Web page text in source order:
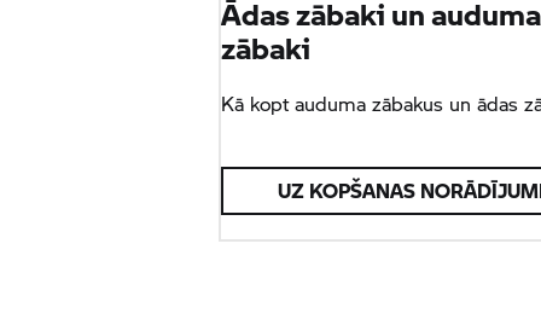
Ādas zābaki un auduma
zābaki
Kā kopt auduma zābakus un ādas
UZ KOPŠANAS